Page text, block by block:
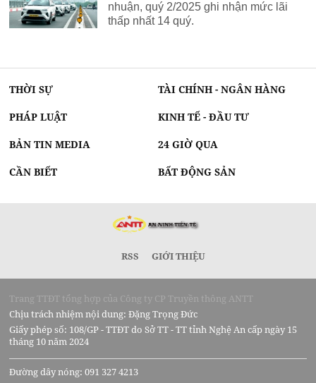
nhuận, quý 2/2025 ghi nhận mức lãi
thấp nhất 14 quý.
THỜI SỰ TÀI CHÍNH - NGÂN HÀNG
PHÁP LUẬT KINH TẾ - ĐẦU TƯ
BẢN TIN MEDIA 24 GIỜ QUA
CẦN BIẾT BẤT ĐỘNG SẢN
RSS GIỚI THIỆU
Trang TTĐT tổng hợp của Công ty CP Truyền thông ANTT
Chịu trách nhiệm nội dung: Đặng Trọng Đức
Giấy phép số: 108/GP - TTĐT do Sở TT - TT tỉnh Nghệ An cấp ngày 15
tháng 10 năm 2024
Đường dây nóng: 091 327 4213